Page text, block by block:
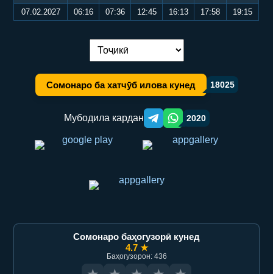
07.02.2027
06:16 07:36 12:45 16:13 17:58 19:15
Иваз кардани забон:
Сомонаро ба хатчӯб илова кунед 18025
Мубодила кардан Telegram orqali ulashish
WhatsApp orqali ulashish
2020
Сомонаро баҳогузорӣ кунед
4.7 ★
Баҳогузорон: 436